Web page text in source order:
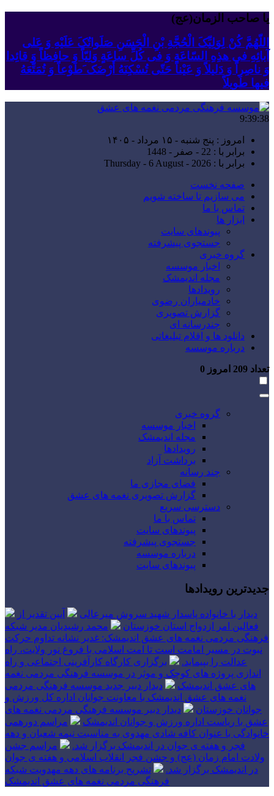
یا صاحب الزمان(عج)
اللّهُمَّ کُنْ لِوَلِیِّکَ الْحُجَّةِ بْنِ الْحَسَنِ صَلَواتُکَ عَلَیْهِ وَ عَلى
آبائِهِ فی هذِهِ السّاعَةِ وَ فی کُلِّ ساعَةٍ وَلِیّاً وَ حافِظاً وَ قائِدا
‏وَ ناصِراً وَ دَلیلاً وَ عَیْناً حَتّى تُسْکِنَهُ أَرْضَک َطَوْعاً وَ تُمَتِّعَهُ
فیها طَویلاً
9:39:39
امروز : پنج شنبه - ۱۵ مرداد - ۱۴۰۵
برابر با : 22 - صفر - 1448
برابر با : Thursday - 6 August - 2026
صفحه نخست
می سازیم تا ساخته شویم
تماس با ما
ابزار ها
پیوندهای سایت
جستجوی پیشرفته
گروه خبری
اخبار موسسه
مجله اندیمشک
رویدادها
خادمیاران رضوی
گزارش تصویری
چندرسانه ای
دانلود ها و اقلام تبلیغاتی
درباره موسسه
تعداد امروز 0
گروه خبری
اخبار موسسه
مجله اندیمشک
رویدادها
برداشت آزاد
چند رسانه
فضای مجازی ما
گزارش تصویری نغمه های عشق
دسترسی سریع
تماس با ما
پیوندهای سایت
جستجوی پیشرفته
درباره موسسه
پیوندهای سایت
جدیدترین رویدادها
دیدار با خانواده پاسدار شهید سروش میرعالی
آیین تقدیر از
فعالین امر ازدواج استان خوزستان
محمد رشیدیان مدیر شبکه
فرهنگی مردمی نغمه های عشق اندیمشک: غدیر نشانه تداوم حرکت
نبوت در مسیر امامت است تا امت اسلامی با فروغ نور ولایت، راه
عدالت را بپیماید.
برگزاری کارگاه کارآفرینی اجتماعی و راه
اندازی پروژه های کوچک و موثر در موسسه فرهنگی مردمی نغمه
های عشق اندیمشک
دیدار دبیر جدید موسسه فرهنگی مردمی
نغمه های عشق اندیمشک با معاونت جوانان اداره کل ورزش و
جوانان خوزستان
دیدار دبیر موسسه فرهنگی مردمی نغمه های
عشق با ریاست اداره ورزش و جوانان اندیمشک
مراسم دورهمی
خانوادگی با عنوان کافه شادی مهدوی به مناسبت نیمه شعبان و دهه
فجر و هفته ی جوان در اندیمشک برگزار شد.
مراسم جشن
ولادت امام زمان (عج) و جشن فجر انقلاب اسلامی و هفته ی جوان
در اندیمشک برگزار شد.
تشریح برنامه های دهه مهدویت شبکه
فرهنگی مردمی نغمه های عشق اندیمشک